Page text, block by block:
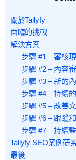
關於Tallyfy
面臨的挑戰
解決方案
步驟 #1 – 審核
步驟 #2 – 內容
步驟 #3 – 新的
步驟 #4 – 持續
步驟 #5 – 改善
步驟 #6 – 跟蹤
步驟 #7 – 持續
Tallyfy SEO案例研
最後